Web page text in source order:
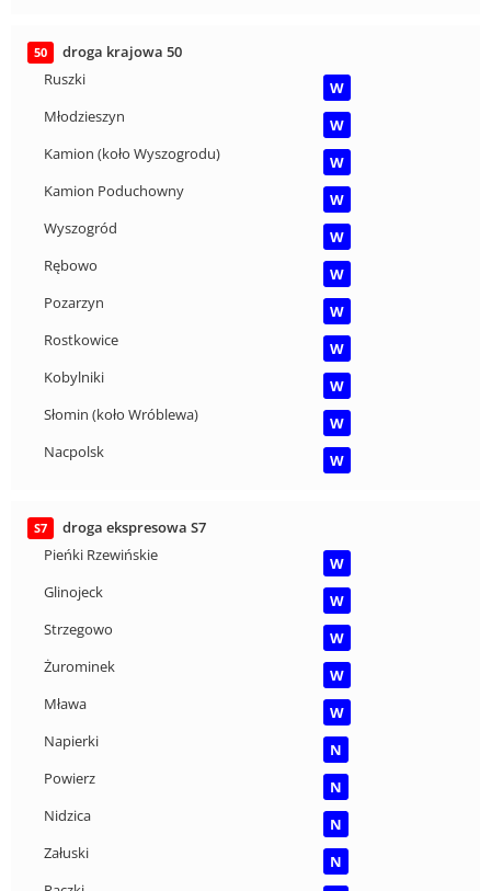
50
droga krajowa 50
Ruszki
W
Młodzieszyn
W
Kamion (koło Wyszogrodu)
W
Kamion Poduchowny
W
Wyszogród
W
Rębowo
W
Pozarzyn
W
Rostkowice
W
Kobylniki
W
Słomin (koło Wróblewa)
W
Nacpolsk
W
S7
droga ekspresowa S7
Pieńki Rzewińskie
W
Glinojeck
W
Strzegowo
W
Żurominek
W
Mława
W
Napierki
N
Powierz
N
Nidzica
N
Załuski
N